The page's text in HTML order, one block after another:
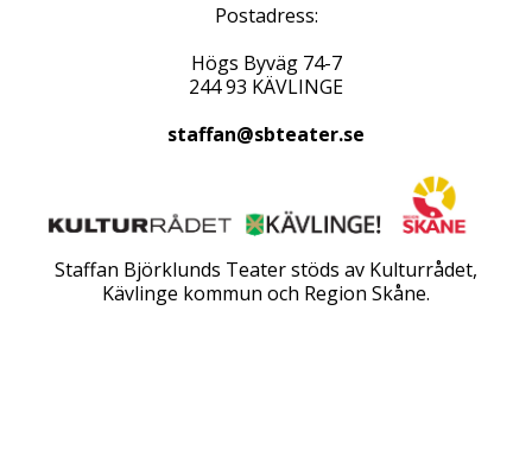
Postadress:
Högs Byväg 74-7
244 93 KÄVLINGE
staffan@sbteater.se
Staffan Björklunds Teater stöds av Kulturrådet,
Kävlinge kommun och Region Skåne.